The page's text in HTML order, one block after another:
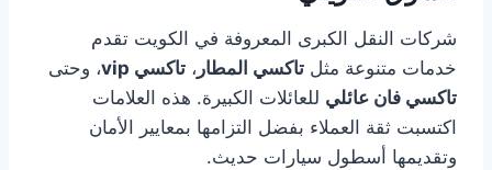
شركات النقل الكبرى المعروفة في الكويت تقدم
خدمات متنوعة مثل تاكسي المطار ، تاكسي vip
، وحتى
تاكسي فان عائلي للعائلات الكبيرة. هذه العلامات
اكتسبت ثقة العملاء بفضل التزامها بمعايير الأمان
وتقديمها أسطول سيارات حديث.